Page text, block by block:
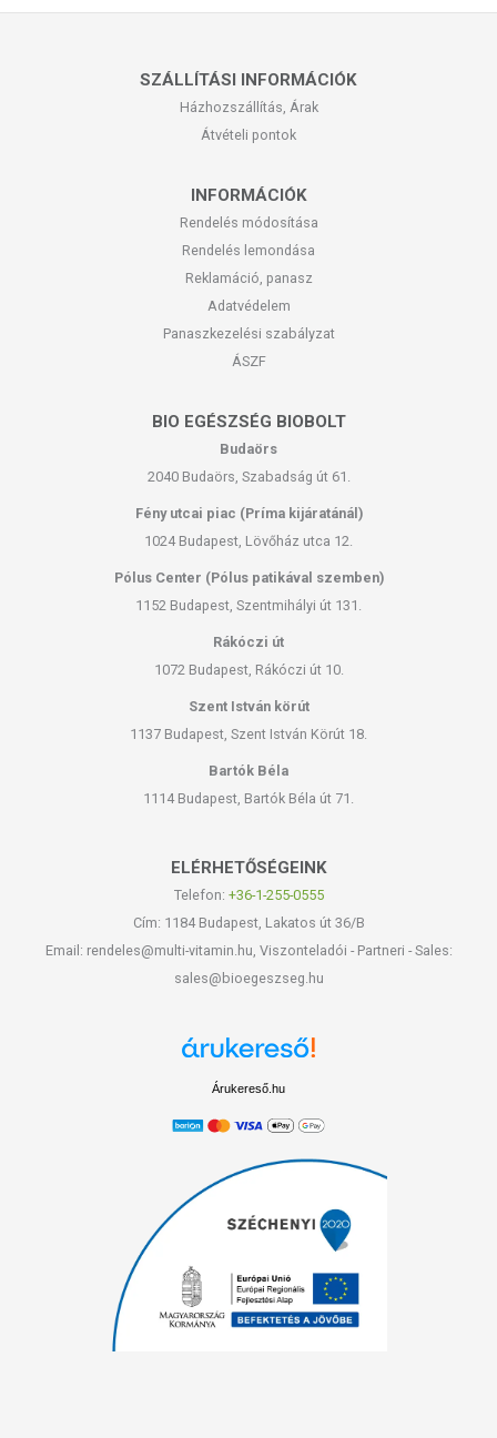
SZÁLLÍTÁSI INFORMÁCIÓK
Házhozszállítás, Árak
Átvételi pontok
INFORMÁCIÓK
Rendelés módosítása
Rendelés lemondása
Reklamáció, panasz
Adatvédelem
Panaszkezelési szabályzat
ÁSZF
BIO EGÉSZSÉG BIOBOLT
Budaörs
2040 Budaörs, Szabadság út 61.
Fény utcai piac (Príma kijáratánál)
1024 Budapest, Lövőház utca 12.
Pólus Center (Pólus patikával szemben)
1152 Budapest, Szentmihályi út 131.
Rákóczi út
1072 Budapest, Rákóczi út 10.
Szent István körút
1137 Budapest, Szent István Körút 18.
Bartók Béla
1114 Budapest, Bartók Béla út 71.
ELÉRHETŐSÉGEINK
Telefon: +36-1-255-0555
Cím: 1184 Budapest, Lakatos út 36/B
Email: rendeles@multi-vitamin.hu, Viszonteladói - Partneri - Sales:
sales@bioegeszseg.hu
Árukereső.hu